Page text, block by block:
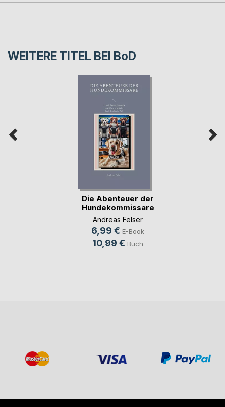
WEITERE TITEL BEI BoD
Die Abenteuer der
Hundekommissare
Andreas Felser
6,99 € E-Book
10,99 € Buch